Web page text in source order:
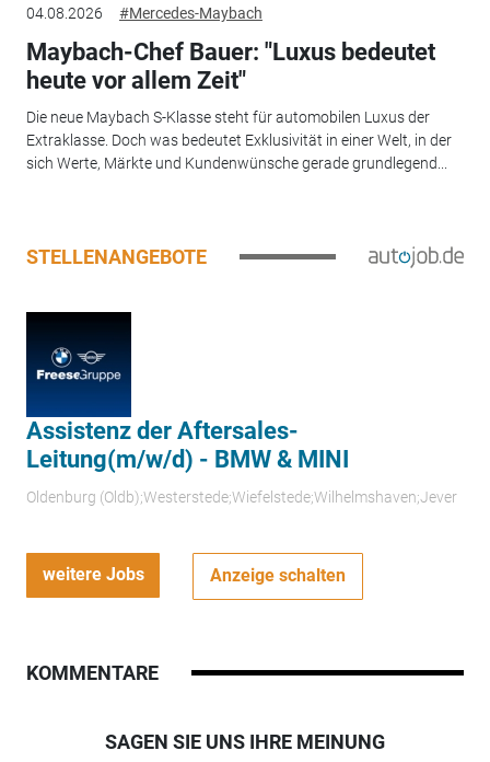
04.08.2026 #Mercedes-Maybach
Maybach-Chef Bauer: "Luxus bedeutet
heute vor allem Zeit"
Die neue Maybach S-Klasse steht für automobilen Luxus der
Extraklasse. Doch was bedeutet Exklusivität in einer Welt, in der
sich Werte, Märkte und Kundenwünsche gerade grundlegend...
STELLENANGEBOTE
Assistenz der Aftersales-
Leitung(m/w/d) - BMW & MINI
Oldenburg (Oldb);Westerstede;Wiefelstede;Wilhelmshaven;Jever
weitere Jobs Anzeige schalten
KOMMENTARE
SAGEN SIE UNS IHRE MEINUNG